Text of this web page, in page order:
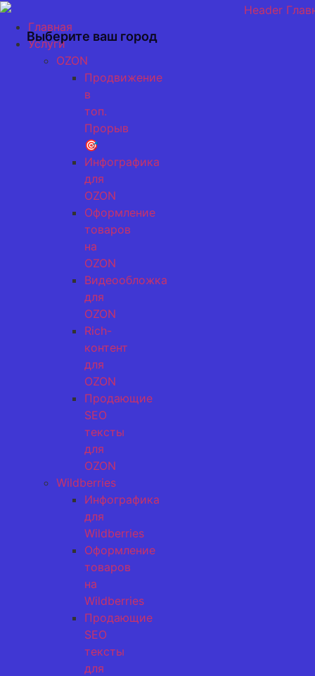
Перейти
содержимому
Главная
Услуги
OZON
Продвижение
в
топ.
Прорыв
🎯
Инфографика
для
OZON
Оформление
товаров
на
OZON
Видеообложка
для
OZON
Rich-
контент
для
OZON
Продающие
SEO
тексты
для
OZON
Wildberries
Инфографика
для
Wildberries
Оформление
товаров
на
Wildberries
Продающие
SEO
тексты
для
Выберите ваш город